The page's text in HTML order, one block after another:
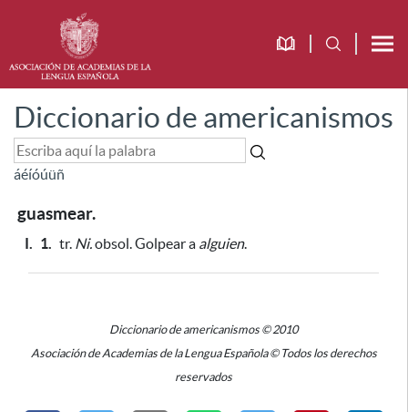
Diccionario de americanismos
áéíóúüñ
guasmear.
I. 1. tr. Ni.obsol. Golpear a alguien.
Diccionario de americanismos © 2010
Asociación de Academias de la Lengua Española © Todos los derechos
reservados